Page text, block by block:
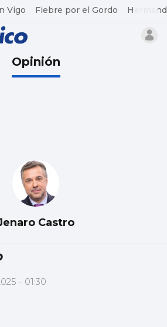
Vigo Fiebre por el Gordo
Opinión
Castro
- 01:30